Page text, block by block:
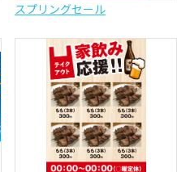
スプリングセール